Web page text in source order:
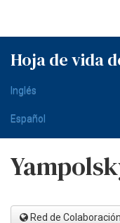
Hoja de vida
Inglés
Español
Red de Colaboración